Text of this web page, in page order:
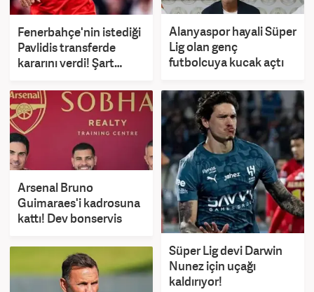
Fenerbahçe'nin istediği
Pavlidis transferde
kararını verdi! Şart
Alanyaspor hayali Süper
Lig olan genç
futbolcuya kucak açtı
Arsenal Bruno
Guimaraes'i kadrosuna
kattı! Dev bonservis
Süper Lig devi Darwin
Nunez için uçağı
kaldırıyor!